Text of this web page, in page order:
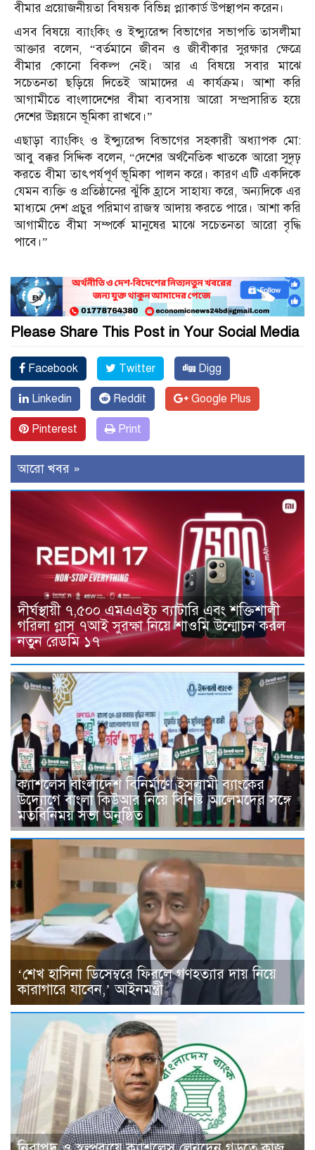
বীমার প্রয়োজনীয়তা বিষয়ক বিভিন্ন প্ল্যাকার্ড উপস্থাপন করেন।
এসব বিষয়ে ব্যাংকিং ও ইন্স্যুরেন্স বিভাগের সভাপতি তাসলীমা
আক্তার বলেন, “বর্তমানে জীবন ও জীবীকার সুরক্ষার ক্ষেত্রে
বীমার কোনো বিকল্প নেই। আর এ বিষয়ে সবার মাঝে
সচেতনতা ছড়িয়ে দিতেই আমাদের এ কার্যক্রম। আশা করি
আগামীতে বাংলাদেশের বীমা ব্যবসায় আরো সম্প্রসারিত হয়ে
দেশের উন্নয়নে ভূমিকা রাখবে।”
এছাড়া ব্যাংকিং ও ইন্স্যুরেন্স বিভাগের সহকারী অধ্যাপক মো:
আবু বক্কর সিদ্দিক বলেন, “দেশের অর্থনৈতিক খাতকে আরো সুদৃঢ়
করতে বীমা তাৎপর্যপূর্ণ ভূমিকা পালন করে। কারণ এটি একদিকে
যেমন ব্যক্তি ও প্রতিষ্ঠানের ঝুঁকি হ্রাসে সাহায্য করে, অন্যদিকে এর
মাধ্যমে দেশ প্রচুর পরিমাণ রাজস্ব আদায় করতে পারে। আশা করি
আগামীতে বীমা সম্পর্কে মানুষের মাঝে সচেতনতা আরো বৃদ্ধি
পাবে।”
Please Share This Post in Your Social Media
Facebook Twitter Digg
Linkedin Reddit Google Plus
Pinterest Print
আরো খবর »
দীর্ঘস্থায়ী ৭,৫০০ এমএএইচ ব্যাটারি এবং শক্তিশালী
গরিলা গ্লাস ৭আই সুরক্ষা নিয়ে শাওমি উন্মোচন করল
নতুন রেডমি ১৭
ক্যাশলেস বাংলাদেশ বিনির্মাণে ইসলামী ব্যাংকের
উদ্যোগে বাংলা কিউআর নিয়ে বিশিষ্ট আলেমদের সঙ্গে
মতবিনিময় সভা অনুষ্ঠিত
‘শেখ হাসিনা ডিসেম্বরে ফিরলে গণহত্যার দায় নিয়ে
কারাগারে যাবেন,’ আইনমন্ত্রী